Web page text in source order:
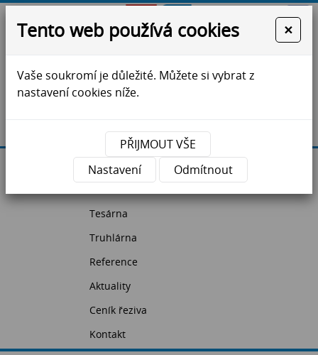
ZS Jihlava - krovy, vazníky, dřevostavby, řezivo
Úvodní strana
Tesárna
Truhlárna
Reference
Aktuality
Ceník řeziva
Kontakt
Tento web používá cookies ×
Vaše soukromí je důležité. Můžete si vybrat z
nastavení cookies níže.
PŘIJMOUT VŠE
Nastavení
Odmítnout